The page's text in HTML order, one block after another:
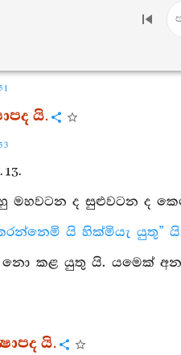
යි.
13.
මහවටන ද සුළුවටන ද
යි හික්මියැ යුතු”
කළ යුතු යි. යමෙක්
යි.